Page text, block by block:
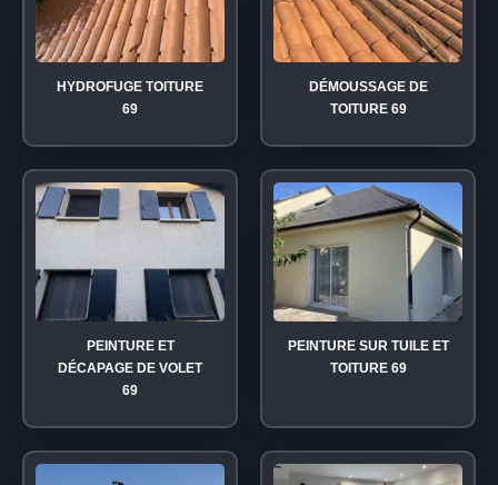
HYDROFUGE TOITURE
69
DÉMOUSSAGE DE
TOITURE 69
PEINTURE ET
DÉCAPAGE DE VOLET
69
PEINTURE SUR TUILE ET
TOITURE 69